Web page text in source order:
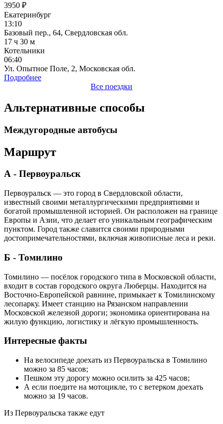
3950 ₽
Екатеринбург
13:10
Базовый пер., 64, Свердловская обл.
17 ч 30 м
Котельники
06:40
Ул. Опытное Поле, 2, Московская обл.
Подробнее
Все поездки
Альтернативные способы
Междугородные автобусы
Маршрут
А - Первоуральск
Первоуральск — это город в Свердловской области,
известный своими металлургическими предприятиями и
богатой промышленной историей. Он расположен на границе
Европы и Азии, что делает его уникальным географическим
пунктом. Город также славится своими природными
достопримечательностями, включая живописные леса и реки.
Б - Томилино
Томилино — посёлок городского типа в Московской области,
входит в состав городского округа Люберцы. Находится на
Восточно-Европейской равнине, примыкает к Томилинскому
лесопарку. Имеет станцию на Рязанском направлении
Московской железной дороги; экономика ориентирована на
жилую функцию, логистику и лёгкую промышленность.
Интересные факты
На велосипеде доехать из Первоуральска в Томилино
можно за 85 часов;
Пешком эту дорогу можно осилить за 425 часов;
А если поедите на мотоцикле, то с ветерком доехать
можно за 19 часов.
Из Первоуральска также едут